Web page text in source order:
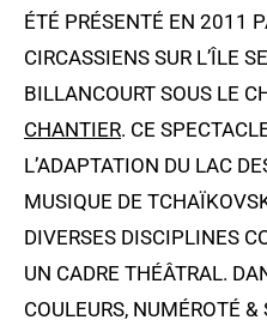
ÉTÉ PRÉSENTÉ EN 2011
CIRCASSIENS SUR L’ÎLE
BILLANCOURT SOUS LE
CHANTIER. CE
L’ADAPTATION DU LAC
MUSIQUE DE
DIVERSES DISCIPLINES
UN CADRE THÉÂTRAL.
COULEURS, NUMÉROTÉ &